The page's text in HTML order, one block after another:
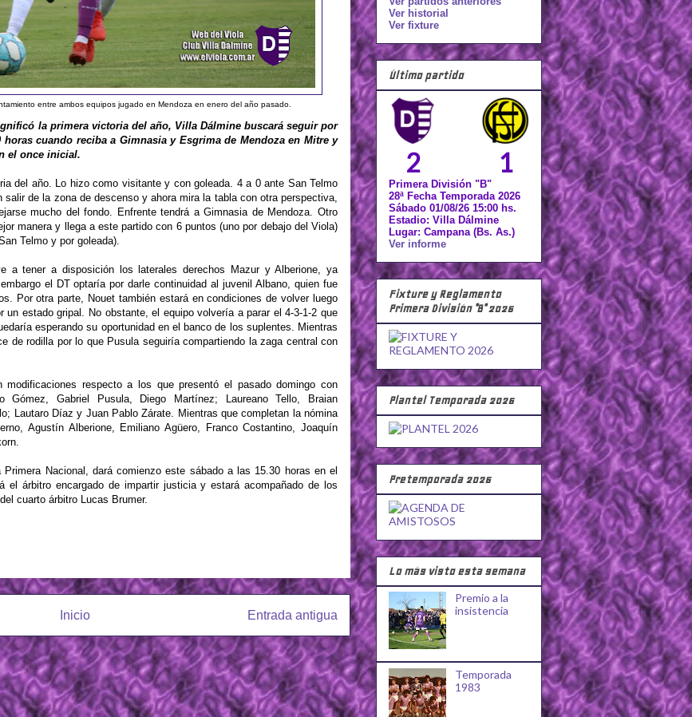
entre ambos equipos jugado en Mendoza en enero del año pasado.
la primera victoria del año, Villa Dálmine buscará seguir por
horas cuando reciba a Gimnasia y Esgrima de Mendoza en Mitre y
el once inicial.
del año. Lo hizo como visitante y con goleada. 4 a 0 ante San Telmo
de la zona de descenso y ahora mira la tabla con otra perspectiva,
mucho del fondo. Enfrente tendrá a Gimnasia de Mendoza. Otro
manera y llega a este partido con 6 puntos (uno por debajo del Viola)
Telmo y por goleada).
a tener a disposición los laterales derechos Mazur y Alberione, ya
el DT optaría por darle continuidad al juvenil Albano, quien fue
Por otra parte, Nouet también estará en condiciones de volver luego
un estado gripal. No obstante, el equipo volvería a parar el 4-3-1-2 que
esperando su oportunidad en el banco de los suplentes. Mientras
de rodilla por lo que Pusula seguiría compartiendo la zaga central con
respecto a los que presentó el pasado domingo con
Gómez, Gabriel Pusula, Diego Martínez; Laureano Tello, Braian
Lautaro Díaz y Juan Pablo Zárate. Mientras que completan la nómina
Agustín Alberione, Emiliano Agüero, Franco Costantino, Joaquín
Nacional, dará comienzo este sábado a las 15.30 horas en el
árbitro encargado de impartir justicia y estará acompañado de los
cuarto árbitro Lucas Brumer.
Entrada antigua
Inicio
Ver historial
Ver fixture
Último partido
2 1
Primera División "B"
28ª Fecha Temporada 2026
Sábado 01/08/26 15:00 hs.
Estadio: Villa Dálmine
Lugar: Campana (Bs. As.)
Ver informe
Fixture y Reglamento
Primera División "B" 2026
Plantel Temporada 2026
Pretemporada 2026
Lo más visto esta semana
Premio a la
insistencia
Temporada
1983